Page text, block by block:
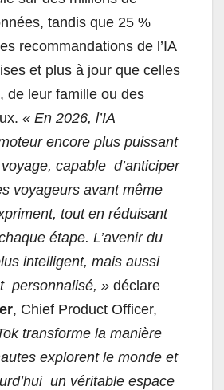
tandis que 25 %
recommandations de l’IA
et plus à jour que celles
de leur famille ou des
« En 2026, l’IA
encore plus puissant
capable d’anticiper
voyageurs avant même
tout en réduisant
étape. L’avenir du
intelligent, mais aussi
personnalisé, » déclare
, Chief Product Officer,
transforme la manière
explorent le monde et
un véritable espace